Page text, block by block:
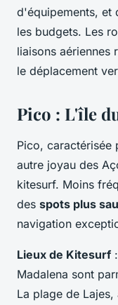
d'équipements, et
les budgets. Les
liaisons aériennes
le déplacement
Pico : L'île
Pico, caractérisée
autre joyau des
kitesurf. Moins
des spots plus
navigation
Lieux de Kitesurf
Madalena sont
La plage de